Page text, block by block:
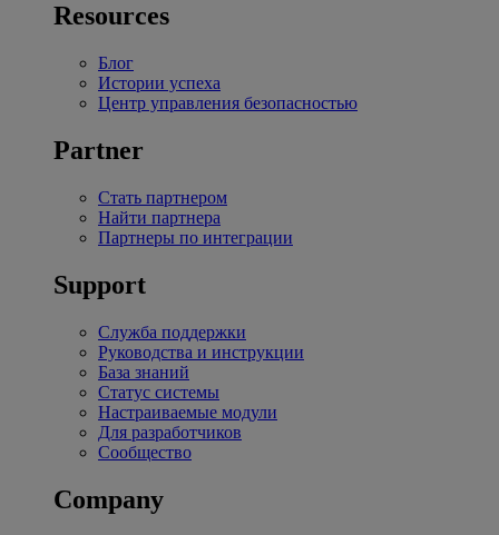
Resources
Блог
Истории успеха
Центр управления безопасностью
Partner
Стать партнером
Найти партнера
Партнеры по интеграции
Support
Служба поддержки
Руководства и инструкции
База знаний
Статус системы
Настраиваемые модули
Для разработчиков
Сообщество
Company